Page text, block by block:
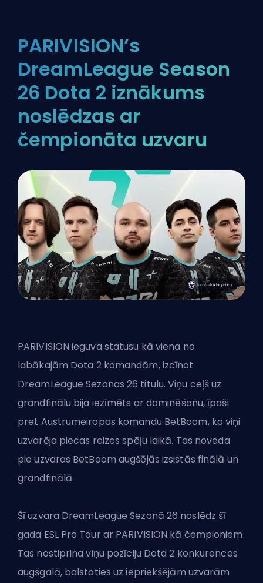
PARIVISION’s
DreamLeague Season
26 Dota 2 iznākums
noslēdzas ar
čempionāta uzvaru
PARIVISION ieguva statusu kā viena no
labākajām Dota 2 komandām, izcīnot
DreamLeague Sezonas 26 titulu. Viņu ceļš uz
grandfinālu bija iezīmēts ar dominēšanu, īpaši
pret Austrumeiropas komandu BetBoom, ko viņi
uzvarēja piecas reizes spēļu laikā. Tas noveda
pie uzvaras BetBoom augšējās izsistās finālā un
grandfinālā.
Šī uzvara DreamLeague Sezonā 26 noslēdz šī
gada ESL Pro Tour ar PARIVISION kā čempioniem.
Tas nostiprina viņu pozīciju Dota 2 konkurences
augšgalā, balstoties uz iepriekšējām uzvarām